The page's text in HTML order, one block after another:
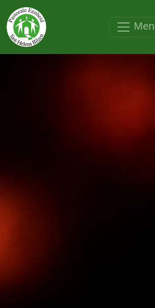
Overslaan en naar de inhoud gaan